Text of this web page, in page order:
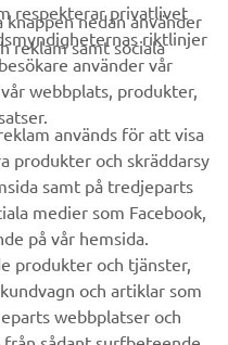
respekterar privatlivet
riktlinjer
använder vår
webbplats, produkter,
nedan använder
reklam samt sociala
används för att visa
produkter och skräddarsy
samt på tredjeparts
medier som Facebook,
på vår hemsida.
produkter och tjänster,
och artiklar som
webbplatser och